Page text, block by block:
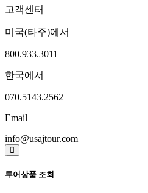
고객센터
미국(타주)에서
800.933.3011
한국에서
070.5143.2562
Email
info@usajtour.com
투어상품 조회